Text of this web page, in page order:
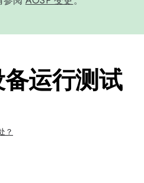
运行测试
？